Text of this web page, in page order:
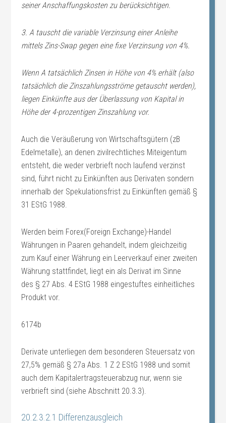
seiner Anschaffungskosten zu berücksichtigen.
3. A tauscht die variable Verzinsung einer Anleihe
mittels Zins-Swap gegen eine fixe Verzinsung von 4%.
Wenn A tatsächlich Zinsen in Höhe von 4% erhält (also
tatsächlich die Zinszahlungsströme getauscht werden),
liegen Einkünfte aus der Überlassung von Kapital in
Höhe der 4-prozentigen Zinszahlung vor.
Auch die Veräußerung von Wirtschaftsgütern (zB
Edelmetalle), an denen zivilrechtliches Miteigentum
entsteht, die weder verbrieft noch laufend verzinst
sind, führt nicht zu Einkünften aus Derivaten sondern
innerhalb der Spekulationsfrist zu Einkünften gemäß §
31 EStG 1988.
Werden beim Forex(Foreign Exchange)-Handel
Währungen in Paaren gehandelt, indem gleichzeitig
zum Kauf einer Währung ein Leerverkauf einer zweiten
Währung stattfindet, liegt ein als Derivat im Sinne
des § 27 Abs. 4 EStG 1988 eingestuftes einheitliches
Produkt vor.
6174b
Derivate unterliegen dem besonderen Steuersatz von
27,5% gemäß § 27a Abs. 1 Z 2 EStG 1988 und somit
auch dem Kapitalertragsteuerabzug nur, wenn sie
verbrieft sind (siehe Abschnitt 20.3.3).
20.2.3.2.1 Differenzausgleich